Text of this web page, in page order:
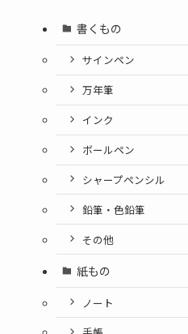
書くもの
サインペン
万年筆
インク
ボールペン
シャープペンシル
鉛筆・色鉛筆
その他
紙もの
ノート